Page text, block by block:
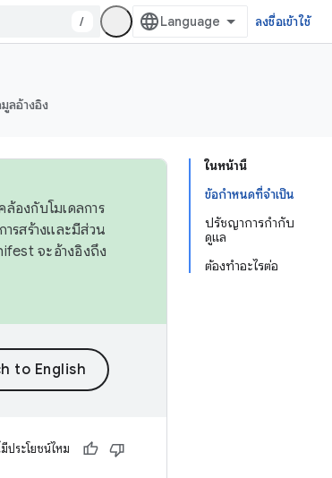
/ ลงชื่อเข้าใช้
ลอ้างอิง
ในหน้านี้
ข้อกำหนดที่จำเป็น
ปรัชญาการกำกับ
ดูแล
ต้องทำอะไรต่อ
องกับโมเดลการ
รสร้างและมีส่วน
จะอ้างอิงถึง
ประโยชน์ไหม